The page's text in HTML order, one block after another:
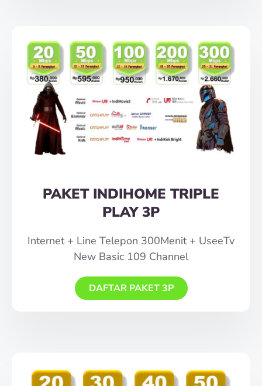
PAKET INDIHOME TRIPLE
PLAY 3P
Internet + Line Telepon 300Menit + UseeTv
New Basic 109 Channel
DAFTAR PAKET 3P